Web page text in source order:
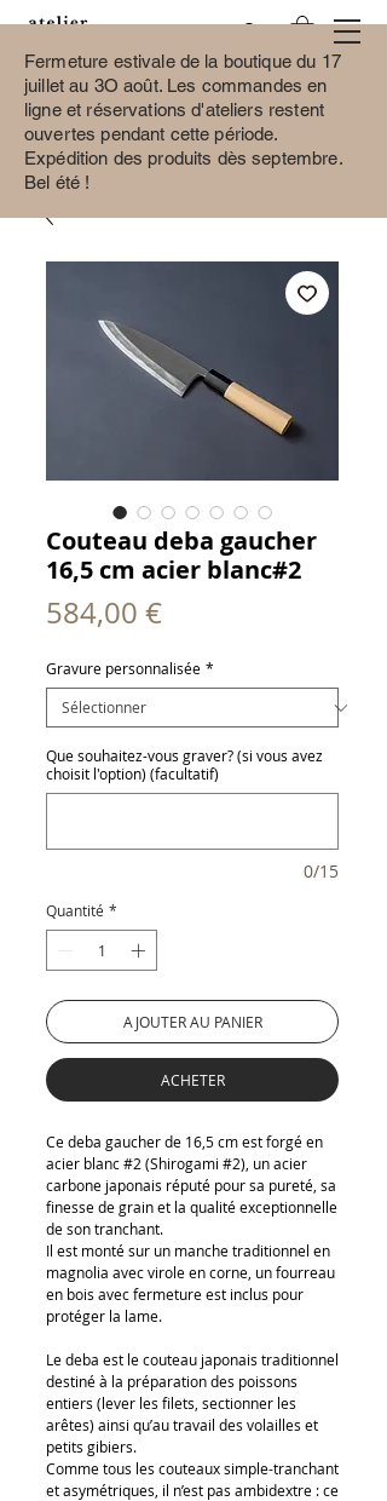
Fermeture estivale de la boutique du 17
juillet au 3O août. Les commandes en
ligne et réservations d'ateliers restent
ouvertes pendant cette période.
Expédition des produits dès septembre.
Bel été !
Couteau deba gaucher
16,5 cm acier blanc#2
584,00 €Prix
Gravure personnalisée *
Que souhaitez-vous graver? (si vous avez
choisit l'option) (facultatif)
0/15
Quantité *
AJOUTER AU PANIER
ACHETER
Ce deba gaucher de 16,5 cm est forgé en
acier blanc #2 (Shirogami #2), un acier
carbone japonais réputé pour sa pureté, sa
finesse de grain et la qualité exceptionnelle
de son tranchant.
Il est monté sur un manche traditionnel en
magnolia avec virole en corne, un fourreau
en bois avec fermeture est inclus pour
protéger la lame.
Le deba est le couteau japonais traditionnel
destiné à la préparation des poissons
entiers (lever les filets, sectionner les
arêtes) ainsi qu’au travail des volailles et
petits gibiers.
Comme tous les couteaux simple-tranchant
et asymétriques, il n’est pas ambidextre : ce